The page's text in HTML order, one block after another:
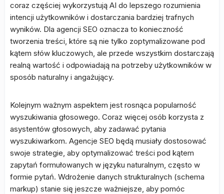
coraz częściej wykorzystują AI do lepszego rozumienia
intencji użytkowników i dostarczania bardziej trafnych
wyników. Dla agencji SEO oznacza to konieczność
tworzenia treści, które są nie tylko zoptymalizowane pod
kątem słów kluczowych, ale przede wszystkim dostarczają
realną wartość i odpowiadają na potrzeby użytkowników w
sposób naturalny i angażujący.
Kolejnym ważnym aspektem jest rosnąca popularność
wyszukiwania głosowego. Coraz więcej osób korzysta z
asystentów głosowych, aby zadawać pytania
wyszukiwarkom. Agencje SEO będą musiały dostosować
swoje strategie, aby optymalizować treści pod kątem
zapytań formułowanych w języku naturalnym, często w
formie pytań. Wdrożenie danych strukturalnych (schema
markup) stanie się jeszcze ważniejsze, aby pomóc